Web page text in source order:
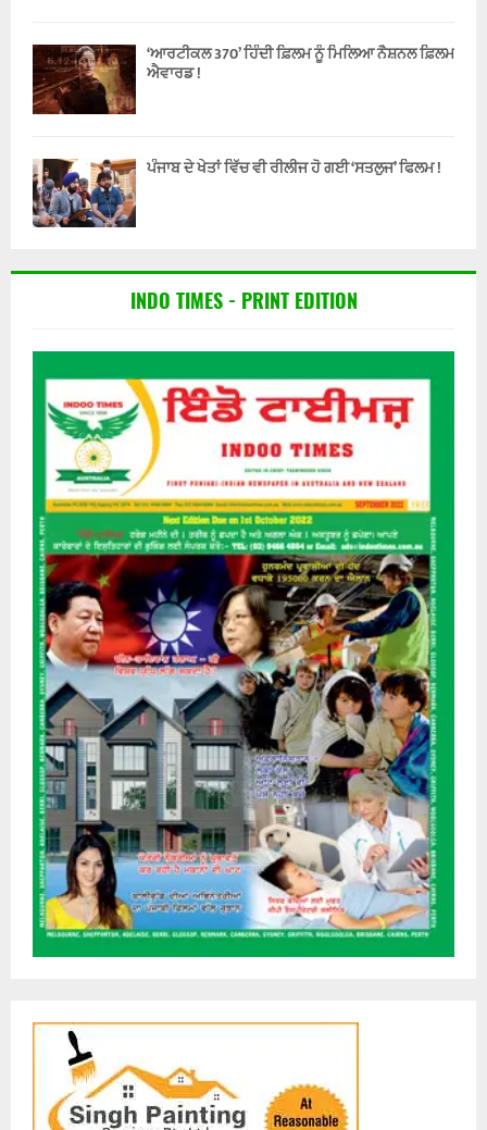
‘ਆਰਟੀਕਲ 370’ ਹਿੰਦੀ ਫ਼ਿਲਮ ਨੂੰ ਮਿਲਿਆ ਨੈਸ਼ਨਲ ਫ਼ਿਲਮ
ਐਵਾਰਡ !
ਪੰਜਾਬ ਦੇ ਖੇਤਾਂ ਵਿੱਚ ਵੀ ਰੀਲੀਜ ਹੋ ਗਈ ‘ਸਤਲੁਜ’ ਫਿਲਮ !
INDO TIMES - PRINT EDITION